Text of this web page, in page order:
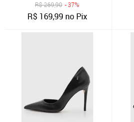
R$269,90 - 37%
R$ 169,99 no Pix